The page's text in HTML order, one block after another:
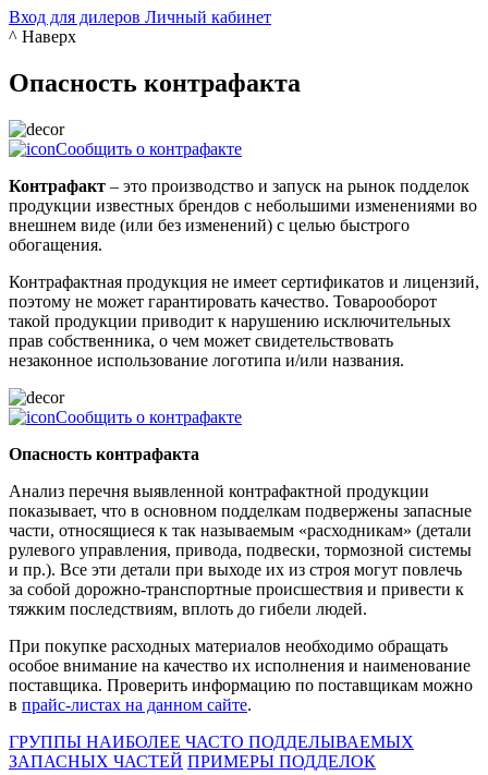
Вход для дилеров Личный кабинет
^ Наверх
Опасность контрафакта
Сообщить о контрафакте
Контрафакт – это производство и запуск на рынок подделок
продукции известных брендов с небольшими изменениями во
внешнем виде (или без изменений) с целью быстрого
обогащения.
Контрафактная продукция не имеет сертификатов и лицензий,
поэтому не может гарантировать качество. Товарооборот
такой продукции приводит к нарушению исключительных
прав собственника, о чем может свидетельствовать
незаконное использование логотипа и/или названия.
Сообщить о контрафакте
Опасность контрафакта
Анализ перечня выявленной контрафактной продукции
показывает, что в основном подделкам подвержены запасные
части, относящиеся к так называемым «расходникам» (детали
рулевого управления, привода, подвески, тормозной системы
и пр.). Все эти детали при выходе их из строя могут повлечь
за собой дорожно-транспортные происшествия и привести к
тяжким последствиям, вплоть до гибели людей.
При покупке расходных материалов необходимо обращать
особое внимание на качество их исполнения и наименование
поставщика. Проверить информацию по поставщикам можно
в прайс-листах на данном сайте.
ГРУППЫ НАИБОЛЕЕ ЧАСТО ПОДДЕЛЫВАЕМЫХ
ЗАПАСНЫХ ЧАСТЕЙ ПРИМЕРЫ ПОДДЕЛОК